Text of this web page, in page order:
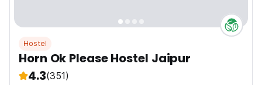
Hostel
Horn Ok Please Hostel Jaipur
4.3(351)